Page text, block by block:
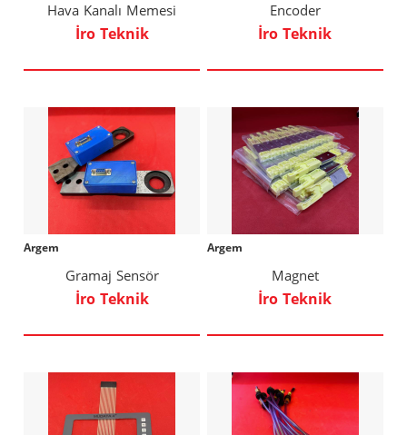
Hava Kanalı Memesi
İro Teknik
Encoder
İro Teknik
Argem
Gramaj Sensör
İro Teknik
Argem
Magnet
İro Teknik